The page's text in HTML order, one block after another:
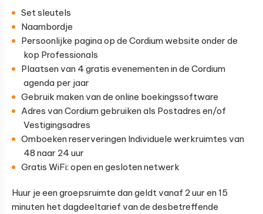
Set sleutels
Naambordje
Persoonlijke pagina op de Cordium website onder de
kop Professionals
Plaatsen van 4 gratis evenementen in de Cordium
agenda per jaar
Gebruik maken van de online boekingssoftware
Adres van Cordium gebruiken als Postadres en/of
Vestigingsadres
Omboeken reserveringen Individuele werkruimtes van
48 naar 24 uur
Gratis WiFi: open en gesloten netwerk
Huur je een groepsruimte dan geldt vanaf 2 uur en 15
minuten het dagdeeltarief van de desbetreffende